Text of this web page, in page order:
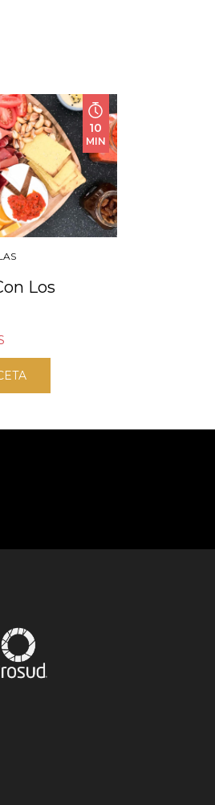
10
MIN
Los